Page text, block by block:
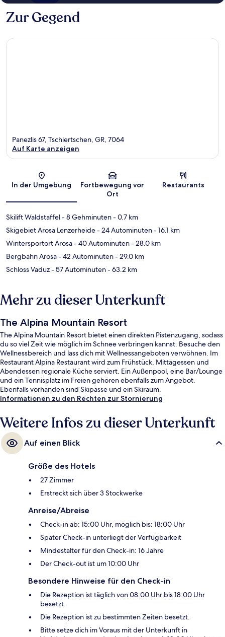
Zur Gegend
Karte
Panezlis 67, Tschiertschen, GR, 7064
Auf Karte anzeigen
In der Umgebung
Fortbewegung vor
Ort
Restaurants
Skilift Waldstaffel- 8 Gehminuten- 0.7 km
Skigebiet Arosa Lenzerheide- 24 Autominuten- 16.1 km
Wintersportort Arosa- 40 Autominuten- 28.0 km
Bergbahn Arosa- 42 Autominuten- 29.0 km
Schloss Vaduz- 57 Autominuten- 63.2 km
Mehr zu dieser Unterkunft
The Alpina Mountain Resort
The Alpina Mountain Resort bietet einen direkten Pistenzugang, sodass
du so viel Zeit wie möglich im Schnee verbringen kannst. Besuche den
Wellnessbereich und lass dich mit Wellnessangeboten verwöhnen. Im
Restaurant Alpina Restaurant wird zum Frühstück, Mittagessen und
Abendessen regionale Küche serviert. Ein Außenpool, eine Bar/Lounge
und ein Tennisplatz im Freien gehören ebenfalls zum Angebot.
Ebenfalls vorhanden sind Skipässe und ein Skiraum.
Informationen zu den Rechten zur Stornierung
Weitere Infos zu dieser Unterkunft
Auf einen Blick
Größe des Hotels
27 Zimmer
Erstreckt sich über 3 Stockwerke
Anreise/Abreise
Check-in ab: 15:00 Uhr, möglich bis: 18:00 Uhr
Später Check-in unterliegt der Verfügbarkeit
Mindestalter für den Check-in: 16 Jahre
Der Check-out ist um 10:00 Uhr
Besondere Hinweise für den Check-in
Die Rezeption ist täglich von 08:00 Uhr bis 18:00 Uhr
besetzt.
Die Rezeption ist zu bestimmten Zeiten besetzt.
Bitte setze dich im Voraus mit der Unterkunft in